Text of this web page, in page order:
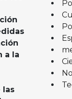
a la
las